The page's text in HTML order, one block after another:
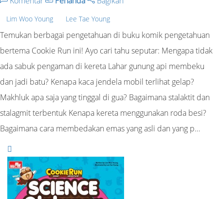
Lim Woo Young Lee Tae Young
Temukan berbagai pengetahuan di buku komik pengetahuan
bertema Cookie Run ini! Ayo cari tahu seputar: Mengapa tidak
ada sabuk pengaman di kereta Lahar gunung api membeku
dan jadi batu? Kenapa kaca jendela mobil terlihat gelap?
Makhluk apa saja yang tinggal di gua? Bagaimana stalaktit dan
stalagmit terbentuk Kenapa kereta menggunakan roda besi?
Bagaimana cara membedakan emas yang asli dan yang p…